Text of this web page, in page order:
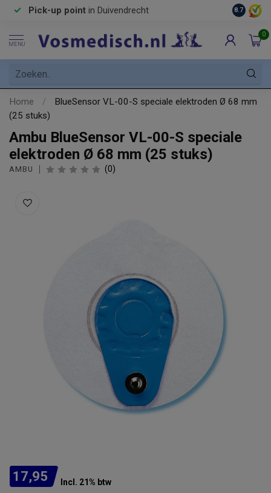
Pick-up point in Duivendrecht 8.7
MENU
0
Home /
BlueSensor VL-00-S speciale elektroden Ø 68 mm
(25 stuks)
Ambu BlueSensor VL-00-S speciale
elektroden Ø 68 mm (25 stuks)
AMBU (0)
17,95 Incl. 21% btw